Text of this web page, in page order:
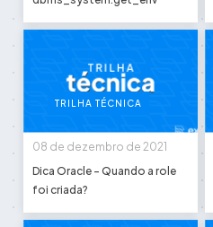
TRILHA TÉCNICA
08 de dezembro de 2021
Dica Oracle - Quando a role
foi criada?